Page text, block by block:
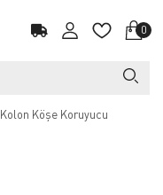
0
Kolon Köşe Koruyucu